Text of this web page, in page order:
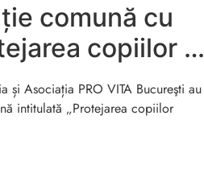
comună cu
copiilor de
în plenul
și Asociația PRO VITA Bucureşti au
intitulată „Protejarea copiilor